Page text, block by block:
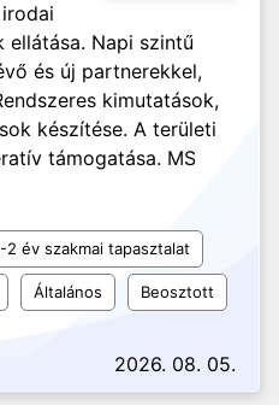
Napi szintű
és új partnerekkel,
kimutatások,
készítése. A területi
támogatása. MS
2 év szakmai tapasztalat
Általános Beosztott
2026. 08. 05.